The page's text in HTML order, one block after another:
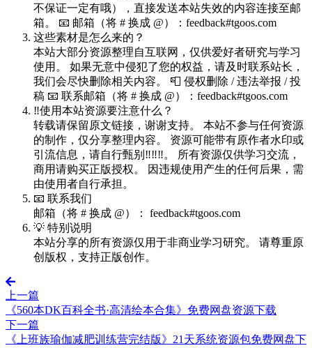
不保证一定有哦），直接发送本站失效的内容连接至邮
箱。 📧 邮箱（将 # 换成 @）：feedback#tgoos.com
这些素材是怎么来的？
本站大部分资源整理自互联网，仅供爱好者研究与学习
使用。 如果无意中侵犯了您的权益，请及时联系站长，
我们会尽快删除相关内容。 📮 侵权删除 / 违法举报 / 投
稿 📧 联系邮箱（将 # 换成 @）：feedback#tgoos.com
‼️使用本站资源要注意什么？
转载请保留原文链接，谢谢支持。 本站不参与任何资源
的制作，仅分享整理内容。 资源可能带有原作者水印或
引流信息，请自行甄别‼️‼️‼️。 所有资源仅供学习交流，
商用请购买正版授权。 因违规使用产生的任何后果，需
由使用者自行承担。
📧 联系我们
邮箱（将 # 换成 @）： feedback#tgoos.com
💡 特别说明
本站分享的所有资源仅用于非商业学习研究。 请尊重原
创版权，支持正版创作。
上一篇
《560本DK百科全书·高清绘本合集》免费网盘资源下载
下一篇
《上班族瑜伽减肥训练营完结版》21天系统资源包免费网盘下